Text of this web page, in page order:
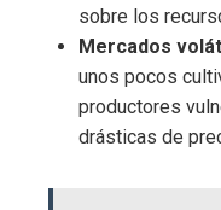
sobre los
Mercados
unos pocos
productores
drásticas de